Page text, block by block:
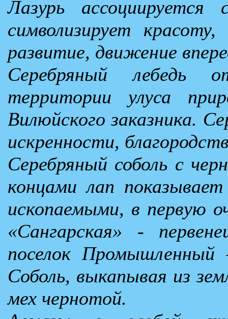
Лазурь
символизирует
развитие, движение
Серебряный лебедь
территории улуса
Вилюйского заказника.
искренности,
Серебряный соболь с
концами лап
ископаемыми, в первую
«Сангарская» -
поселок Промышленный
Соболь, выкапывая из
мех чернотой.